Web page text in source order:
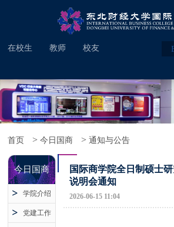
在校生 教师 校友
首页 >今日国商 >通知与公告
今日国商
学院介绍
党建工作
国际商学院全日制硕士
说明会通知
2026-06-15 11:04